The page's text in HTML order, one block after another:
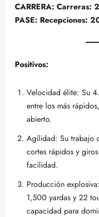
CARRERA: Carreras:
PASE: Recepciones:
Positivos:
Velocidad élite: Su
entre los más
abierto.
Agilidad: Su trabajo
cortes rápidos y
facilidad.
Producción
1,500 yardas y 22
capacidad para